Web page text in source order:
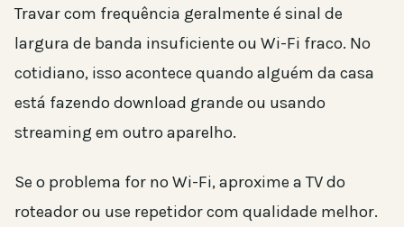
Travar com frequência geralmente é sinal de
largura de banda insuficiente ou Wi-Fi fraco. No
cotidiano, isso acontece quando alguém da casa
está fazendo download grande ou usando
streaming em outro aparelho.
Se o problema for no Wi-Fi, aproxime a TV do
roteador ou use repetidor com qualidade melhor.